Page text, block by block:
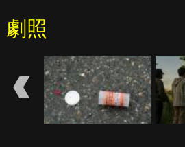
劇照